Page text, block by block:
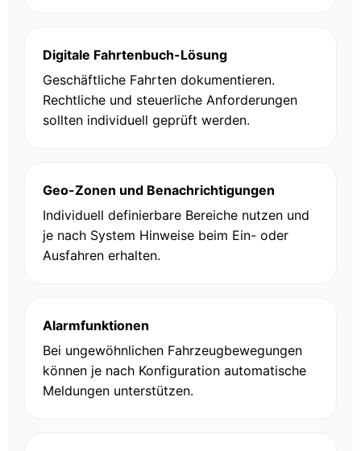
Digitale Fahrtenbuch-Lösung
Geschäftliche Fahrten dokumentieren.
Rechtliche und steuerliche Anforderungen
sollten individuell geprüft werden.
Geo-Zonen und Benachrichtigungen
Individuell definierbare Bereiche nutzen und
je nach System Hinweise beim Ein- oder
Ausfahren erhalten.
Alarmfunktionen
Bei ungewöhnlichen Fahrzeugbewegungen
können je nach Konfiguration automatische
Meldungen unterstützen.